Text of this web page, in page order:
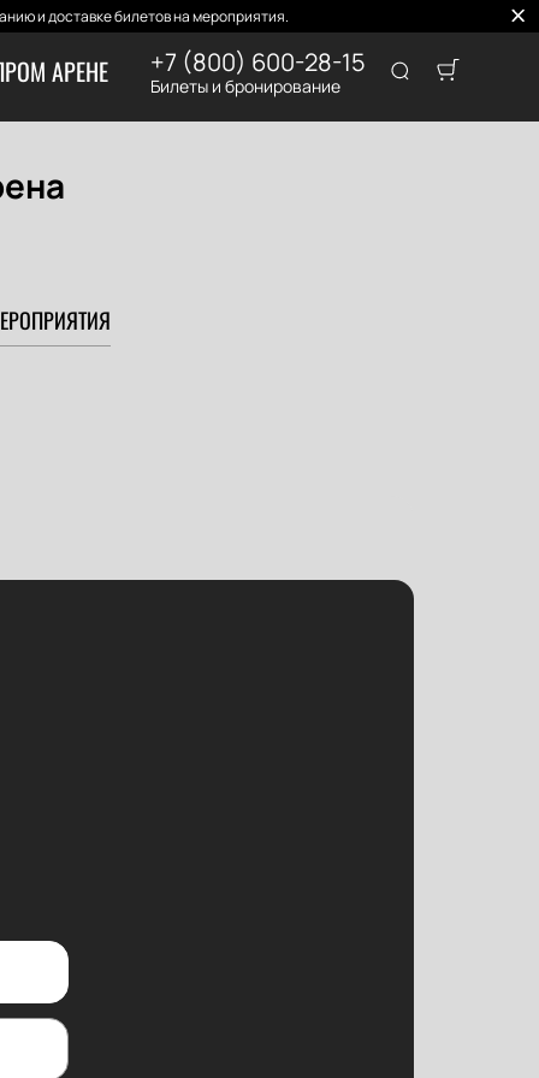
и доставке билетов на мероприятия.
АРЕНЕ +7 (800) 600-28-15
Билеты и бронирование